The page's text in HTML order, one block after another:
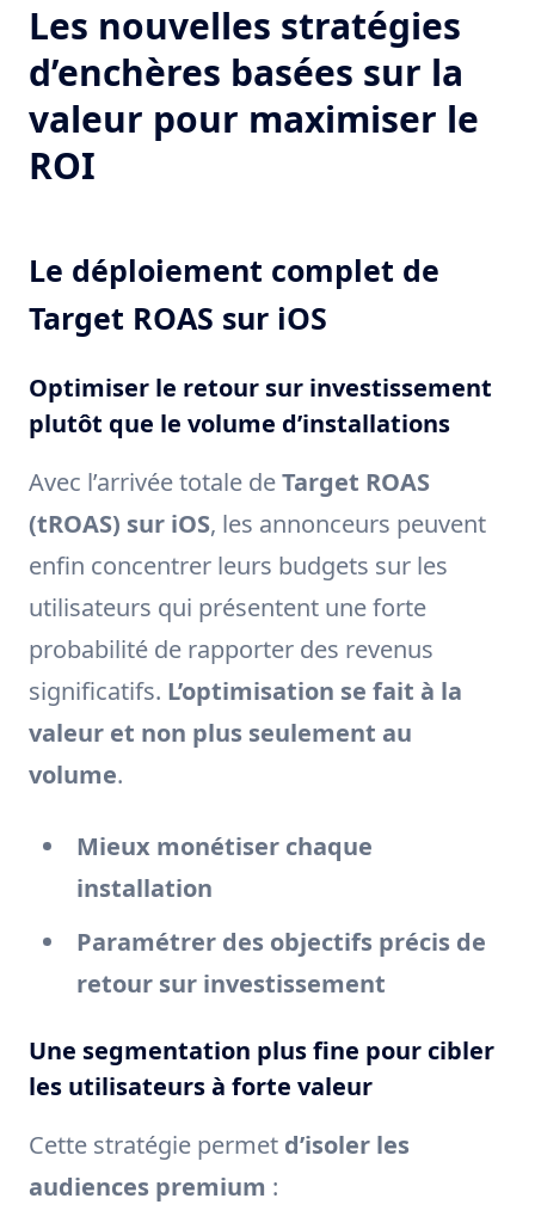
Les nouvelles stratégies
d’enchères basées sur la
valeur pour maximiser le
ROI
Le déploiement complet de
Target ROAS sur iOS
Optimiser le retour sur investissement
plutôt que le volume d’installations
Avec l’arrivée totale deTarget ROAS
(tROAS) sur iOS, les annonceurs peuvent
enfin concentrer leurs budgets sur les
utilisateurs qui présentent une forte
probabilité de rapporter des revenus
significatifs. L’optimisation se fait à la
valeur et non plus seulement au
volume.
Mieux monétiser chaque
installation
Paramétrer des objectifs précis de
retour sur investissement
Une segmentation plus fine pour cibler
les utilisateurs à forte valeur
Cette stratégie permet d’isoler les
audiences premium :